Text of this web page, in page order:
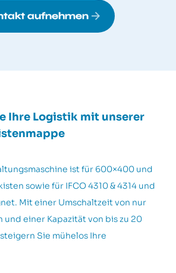
aufnehmen
Ihre Logistik mit unserer
ist für 600×400 und
sowie für IFCO 4310 & 4314 und
Mit einer Umschaltzeit von nur
und einer Kapazität von bis zu 20
Sie mühelos Ihre